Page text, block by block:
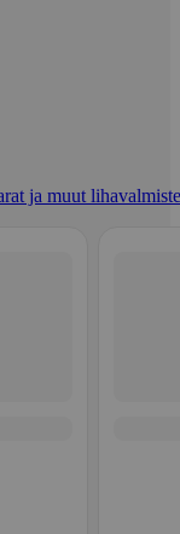
ja muut